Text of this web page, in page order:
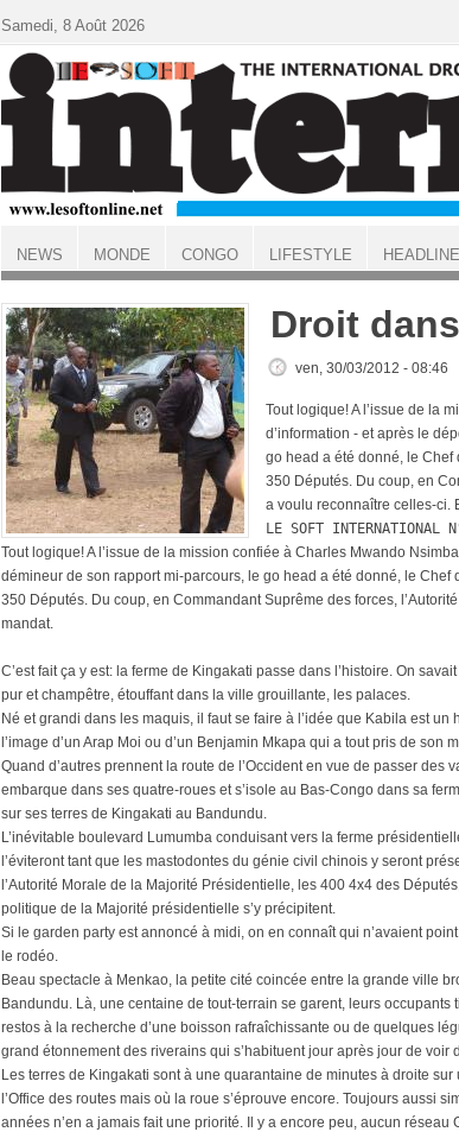
ACCUEIL
Droit
ven, 30/03/2012 - 08:46
Tout logique! A l’issue de la
d’information - et après le
go head a été donné, le Chef
350 Députés. Du coup, en
a voulu reconnaître celles-ci.
LE SOFT INTERNATIONAL
Tout logique! A l’issue de la mission confiée à Charles Mwando
démineur de son rapport mi-parcours, le go head a été donné, le Chef
350 Députés. Du coup, en Commandant Suprême des forces,
mandat.
C’est fait ça y est: la ferme de Kingakati passe dans l’histoire. On
pur et champêtre, étouffant dans la ville grouillante, les palaces.
Né et grandi dans les maquis, il faut se faire à l’idée que Kabila est un
l’image d’un Arap Moi ou d’un Benjamin Mkapa qui a tout pris de son
Quand d’autres prennent la route de l’Occident en vue de passer des
embarque dans ses quatre-roues et s’isole au Bas-Congo dans sa
sur ses terres de Kingakati au Bandundu.
L’inévitable boulevard Lumumba conduisant vers la ferme
l’éviteront tant que les mastodontes du génie civil chinois y seront
l’Autorité Morale de la Majorité Présidentielle, les 400 4x4 des
politique de la Majorité présidentielle s’y précipitent.
Si le garden party est annoncé à midi, on en connaît qui n’avaient
le rodéo.
Beau spectacle à Menkao, la petite cité coincée entre la grande ville
Bandundu. Là, une centaine de tout-terrain se garent, leurs
restos à la recherche d’une boisson rafraîchissante ou de quelques
grand étonnement des riverains qui s’habituent jour après jour de voir
Les terres de Kingakati sont à une quarantaine de minutes à droite
l’Office des routes mais où la roue s’éprouve encore. Toujours aussi
années n’en a jamais fait une priorité. Il y a encore peu, aucun réseau
Samedi, 8 Août 2026
NEWS MONDE CONGO LIFESTYLE